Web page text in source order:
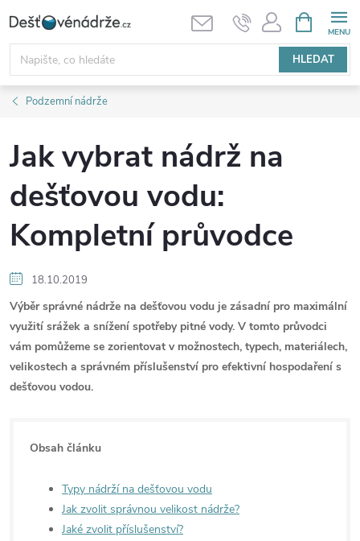
na
obsah
HLEDAT
NÁKUPNÍ
KOŠÍK
Podzemní nádrže
Jak vybrat nádrž na
dešťovou vodu:
Kompletní průvodce
18.10.2019
Výběr správné nádrže na dešťovou vodu je zásadní pro maximální
využití srážek a snížení spotřeby pitné vody. V tomto průvodci
vám pomůžeme se zorientovat v možnostech, typech, materiálech,
velikostech a správném příslušenství pro efektivní hospodaření s
dešťovou vodou.
Obsah článku
Typy nádrží na dešťovou vodu
Jak zvolit správnou velikost nádrže?
Jaké zvolit příslušenství?